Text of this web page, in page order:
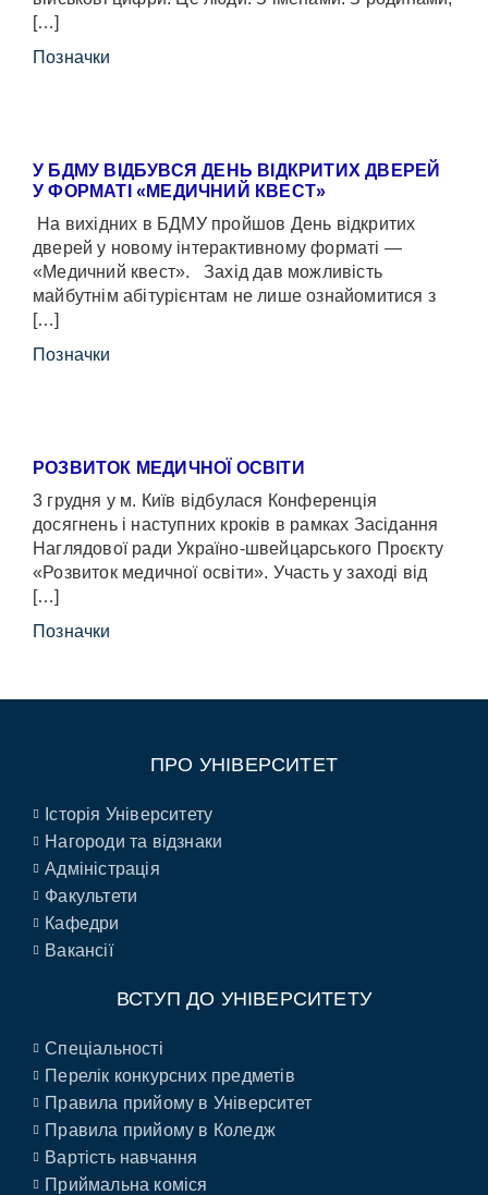
[…]
Позначки
У БДМУ ВІДБУВСЯ ДЕНЬ ВІДКРИТИХ ДВЕРЕЙ
У ФОРМАТІ «МЕДИЧНИЙ КВЕСТ»
На вихідних в БДМУ пройшов День відкритих
дверей у новому інтерактивному форматі —
«Медичний квест». Захід дав можливість
майбутнім абітурієнтам не лише ознайомитися з
[…]
Позначки
РОЗВИТОК МЕДИЧНОЇ ОСВІТИ
3 грудня у м. Київ відбулася Конференція
досягнень і наступних кроків в рамках Засідання
Наглядової ради Україно-швейцарського Проєкту
«Розвиток медичної освіти». Участь у заході від
[…]
Позначки
ПРО УНІВЕРСИТЕТ
Історія Університету
Нагороди та відзнаки
Адміністрація
Факультети
Кафедри
Вакансії
ВСТУП ДО УНІВЕРСИТЕТУ
Спеціальності
Перелік конкурсних предметів
Правила прийому в Університет
Правила прийому в Коледж
Вартість навчання
Приймальна коміся